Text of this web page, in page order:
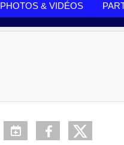
PHOTOS & VIDÉOS